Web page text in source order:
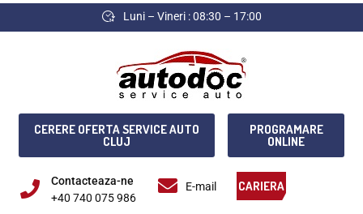
Luni – Vineri : 08:30 – 17:00
CERERE OFERTA SERVICE AUTO
CLUJ
PROGRAMARE
ONLINE
Contacteaza-ne
+40 740 075 986
E-mail CARIERA